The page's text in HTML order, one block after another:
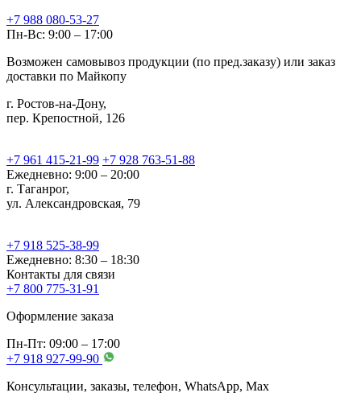
+7 988 080-53-27
Пн-Вс: 9:00 – 17:00
Возможен самовывоз продукции (по пред.заказу) или заказ
доставки по Майкопу
г. Ростов-на-Дону,
пер. Крепостной, 126
+7 961 415-21-99 +7 928 763-51-88
Ежедневно: 9:00 – 20:00
г. Таганрог,
ул. Александровская, 79
+7 918 525-38-99
Ежедневно: 8:30 – 18:30
Контакты для связи
+7 800 775-31-91
Оформление заказа
Пн-Пт: 09:00 – 17:00
+7 918 927-99-90
Консультации, заказы, телефон, WhatsApp, Мах